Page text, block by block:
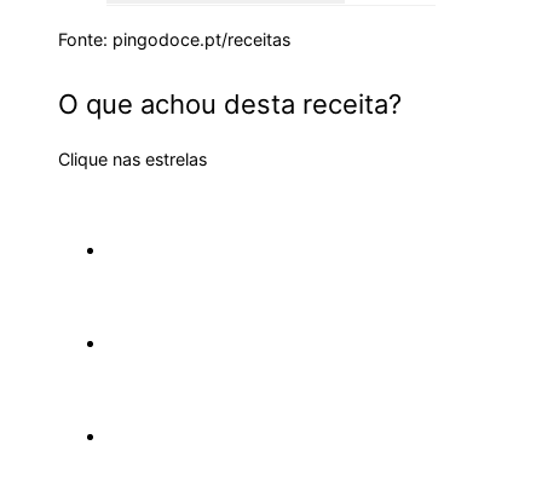
Fonte: pingodoce.pt/receitas
O que achou desta receita?
Clique nas estrelas